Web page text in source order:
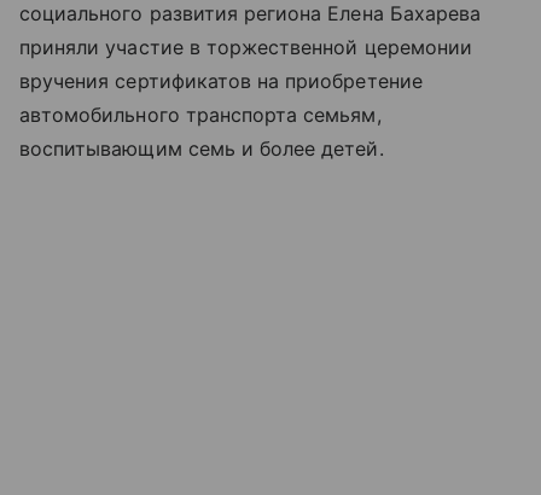
социального развития региона Елена Бахарева
приняли участие в торжественной церемонии
вручения сертификатов на приобретение
автомобильного транспорта семьям,
воспитывающим семь и более детей.